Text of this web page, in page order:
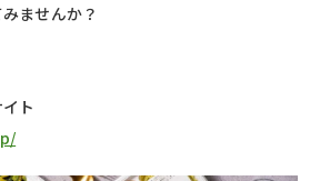
ませんか？
ト